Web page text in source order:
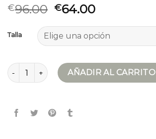
€96.00 €64.00
Talla
anorak hombre cantidadAÑADIR AL CARRITO